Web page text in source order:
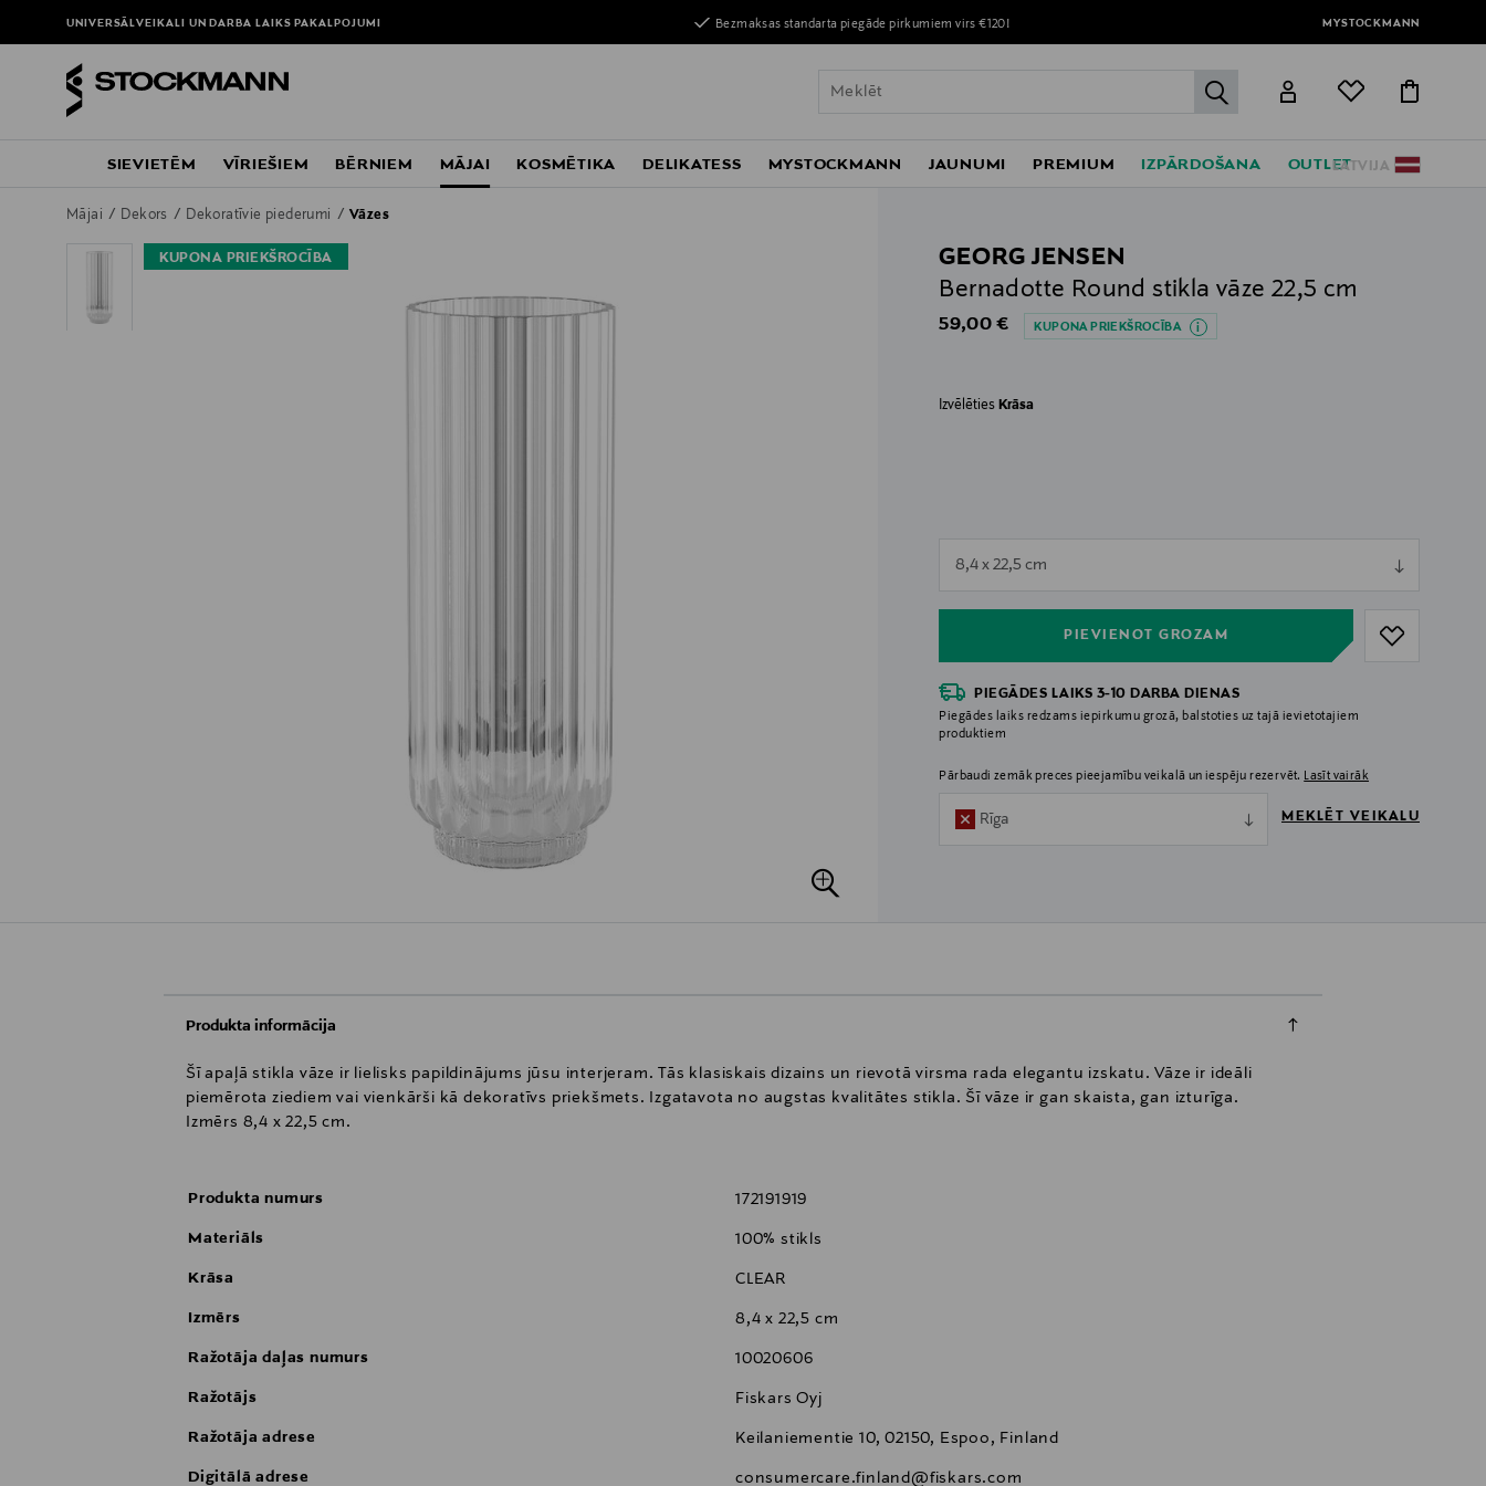
UNIVERSĀLVEIKALI UN DARBA LAIKSPAKALPOJUMI Bezmaksas standarta piegāde pirkumiem virs €120! MYSTOCKMANN
label.header.go
LATVIJA
SIEVIETĒM VĪRIEŠIEM BĒRNIEM MĀJAI KOSMĒTIKA DELIKATESS MYSTOCKMANN JAUNUMI PREMIUM IZPĀRDOŠANA OUTLET
Mājai Dekors Dekoratīvie piederumi Vāzes
KUPONA PRIEKŠROCĪBA
GEORG JENSEN
Bernadotte Round stikla vāze 22,5 cm
Original Price
59,00 € KUPONA PRIEKŠROCĪBA
IzvēlētiesKrāsa
8,4 x 22,5 cm
PIEVIENOT GROZAM
null
PIEGĀDES LAIKS 3-10 DARBA DIENAS
Piegādes laiks redzams iepirkumu grozā, balstoties uz tajā ievietotajiem
produktiem
Pārbaudi zemāk preces pieejamību veikalā un iespēju rezervēt. Lasīt vairāk
Rīga MEKLĒT VEIKALU
Produkta informācija
Šī apaļā stikla vāze ir lielisks papildinājums jūsu interjeram. Tās klasiskais dizains un rievotā virsma rada elegantu izskatu. Vāze ir ideāli
piemērota ziediem vai vienkārši kā dekoratīvs priekšmets. Izgatavota no augstas kvalitātes stikla. Šī vāze ir gan skaista, gan izturīga.
Izmērs 8,4 x 22,5 cm.
Produkta numurs 172191919
Materiāls 100% stikls
Krāsa CLEAR
Izmērs 8,4 x 22,5 cm
Ražotāja daļas numurs 10020606
Ražotājs Fiskars Oyj
Ražotāja adrese Keilaniementie 10, 02150, Espoo, Finland
Digitālā adrese consumercare.finland@fiskars.com